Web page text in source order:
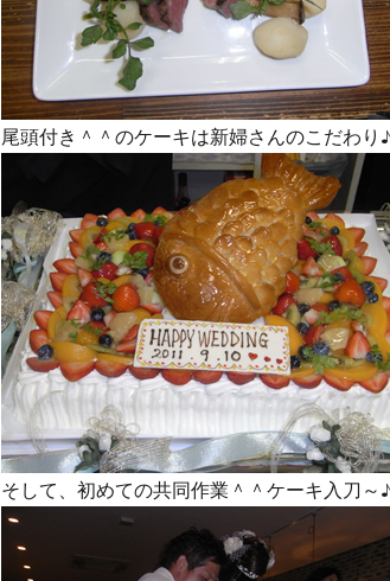
尾頭付き＾＾のケーキは新婦さんのこだわり♪
そして、初めての共同作業＾＾ケーキ入刀～♪